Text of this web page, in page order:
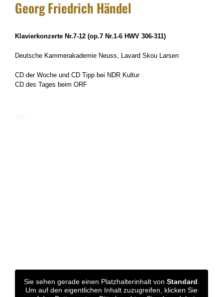
Georg Friedrich Händel
Klavierkonzerte Nr.7-12 (op.7 Nr.1-6 HWV 306-311)
Deutsche Kammerakademie Neuss, Lavard Skou Larsen
CD der Woche und CD Tipp bei NDR Kultur
CD des Tages beim ORF
Sie sehen gerade einen Platzhalterinhalt von Standard
Um auf den eigentlichen Inhalt zuzugreifen, klicken Sie